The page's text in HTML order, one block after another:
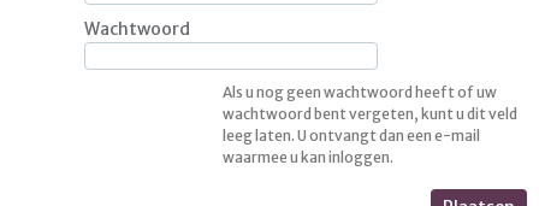
Wachtwoord
Als u nog geen wachtwoord heeft of uw
wachtwoord bent vergeten, kunt u dit veld
leeg laten. U ontvangt dan een e-mail
waarmee u kan inloggen.